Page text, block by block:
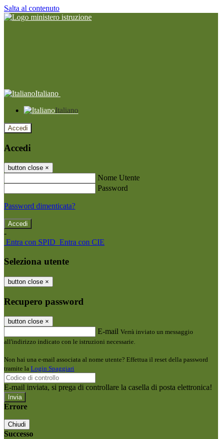
Salta al contenuto
Italiano
Italiano
Accedi
Accedi
button close ×
Nome Utente
Password
Password dimenticata?
-
Entra con SPID Entra con CIE
Seleziona utente
button close ×
Recupero password
button close ×
E-mail Verrà inviato un messaggio
all'indirizzo indicato con le istruzioni necessarie.
Non hai una e-mail associata al nome utente? Effettua il reset della password
tramite la Login Spaggiari
E-mail inviata, si prega di controllare la casella di posta elettronica!
Errore
Chiudi
Successo